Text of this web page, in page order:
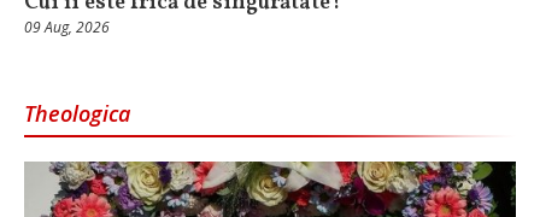
09 Aug, 2026
Theologica